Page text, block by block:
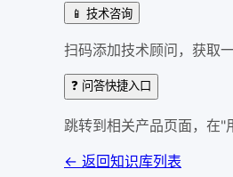
📱 技术咨询
扫码添加技术顾问，获取
❓ 问答快捷入口
跳转到相关产品页面，在"
← 返回知识库列表